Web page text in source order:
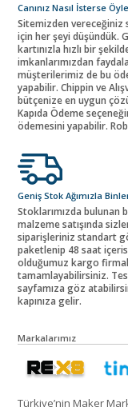
Canınız Nasıl İsterse
Sitemizden vereceğiniz
için her şeyi düşündük.
kartınızla hızlı bir
imkanlarımızdan
müşterilerimiz de bu
yapabilir. Chippin ve
bütçenize en uygun
Kapıda Ödeme
ödemesini yapabilir.
Geniş Stok Ağımızla
Stoklarımızda
malzeme satışında
siparişleriniz standart
paketlenip 48 saat
olduğumuz kargo
tamamlayabilirsiniz.
sayfamıza göz
kapınıza gelir.
Markalarımız
Türkiye’nin Maker